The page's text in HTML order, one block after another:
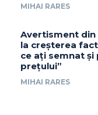
MIHAI RARES
Avertisment
la creșterea
ce ați semnat
prețului”
MIHAI RARES